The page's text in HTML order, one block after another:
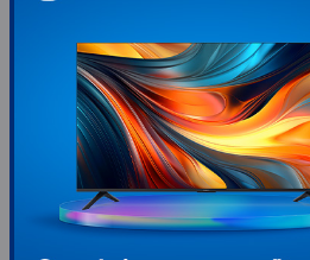
1.035,00
sa 40% popusta
Slični proizvodi